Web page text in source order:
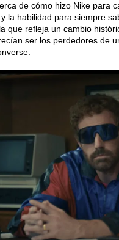
de cómo hizo Nike para
la habilidad para siempre
que refleja un cambio
ser los perdedores de